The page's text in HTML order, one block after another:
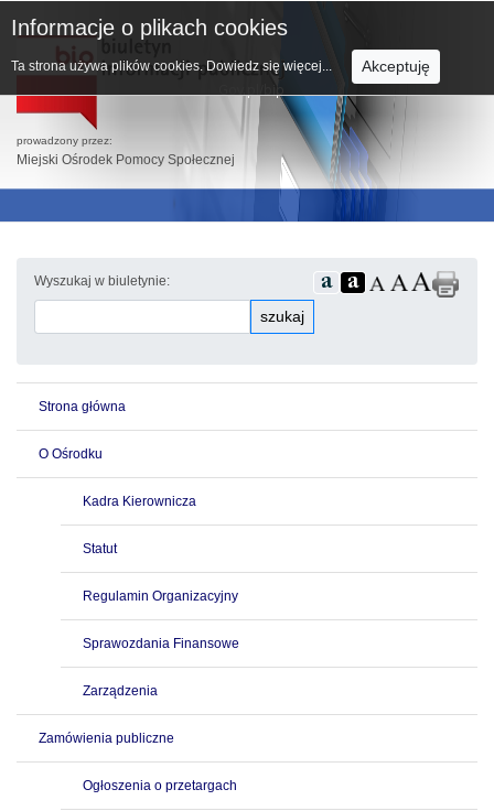
prowadzony przez:
Miejski Ośrodek Pomocy Społecznej
Wyszukaj w biuletynie:
szukaj
Strona główna
O Ośrodku
Kadra Kierownicza
Statut
Regulamin Organizacyjny
Sprawozdania Finansowe
Zarządzenia
Zamówienia publiczne
Ogłoszenia o przetargach
Informacje o plikach cookies
Ta strona używa plików cookies. Dowiedz się więcej... Akceptuję